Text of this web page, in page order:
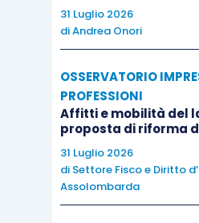
31 Luglio 2026
diAndrea Onori
OSSERVATORIO
PROFESSIONI
Affitti e mobilità del
proposta di riforma
31 Luglio 2026
di Settore Fisco e Diritto
Assolombarda